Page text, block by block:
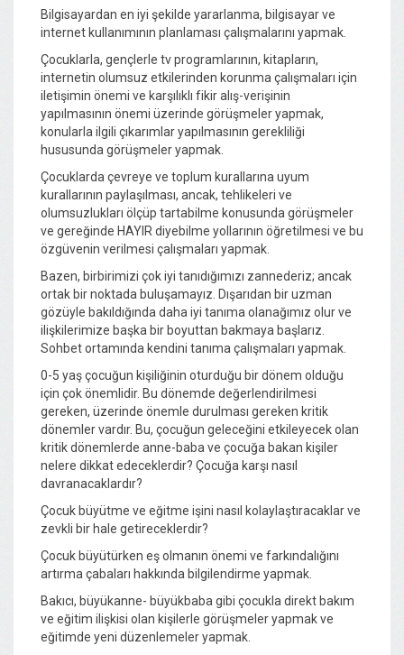
Bilgisayardan en iyi şekilde yararlanma, bilgisayar ve
internet kullanımının planlaması çalışmalarını yapmak.
Çocuklarla, gençlerle tv programlarının, kitapların,
internetin olumsuz etkilerinden korunma çalışmaları için
iletişimin önemi ve karşılıklı fikir alış-verişinin
yapılmasının önemi üzerinde görüşmeler yapmak,
konularla ilgili çıkarımlar yapılmasının gerekliliği
hususunda görüşmeler yapmak.
Çocuklarda çevreye ve toplum kurallarına uyum
kurallarının paylaşılması, ancak, tehlikeleri ve
olumsuzlukları ölçüp tartabilme konusunda görüşmeler
ve gereğinde HAYIR diyebilme yollarının öğretilmesi ve bu
özgüvenin verilmesi çalışmaları yapmak.
Bazen, birbirimizi çok iyi tanıdığımızı zannederiz; ancak
ortak bir noktada buluşamayız. Dışarıdan bir uzman
gözüyle bakıldığında daha iyi tanıma olanağımız olur ve
ilişkilerimize başka bir boyuttan bakmaya başlarız.
Sohbet ortamında kendini tanıma çalışmaları yapmak.
0-5 yaş çocuğun kişiliğinin oturduğu bir dönem olduğu
için çok önemlidir. Bu dönemde değerlendirilmesi
gereken, üzerinde önemle durulması gereken kritik
dönemler vardır. Bu, çocuğun geleceğini etkileyecek olan
kritik dönemlerde anne-baba ve çocuğa bakan kişiler
nelere dikkat edeceklerdir? Çocuğa karşı nasıl
davranacaklardır?
Çocuk büyütme ve eğitme işini nasıl kolaylaştıracaklar ve
zevkli bir hale getireceklerdir?
Çocuk büyütürken eş olmanın önemi ve farkındalığını
artırma çabaları hakkında bilgilendirme yapmak.
Bakıcı, büyükanne- büyükbaba gibi çocukla direkt bakım
ve eğitim ilişkisi olan kişilerle görüşmeler yapmak ve
eğitimde yeni düzenlemeler yapmak.